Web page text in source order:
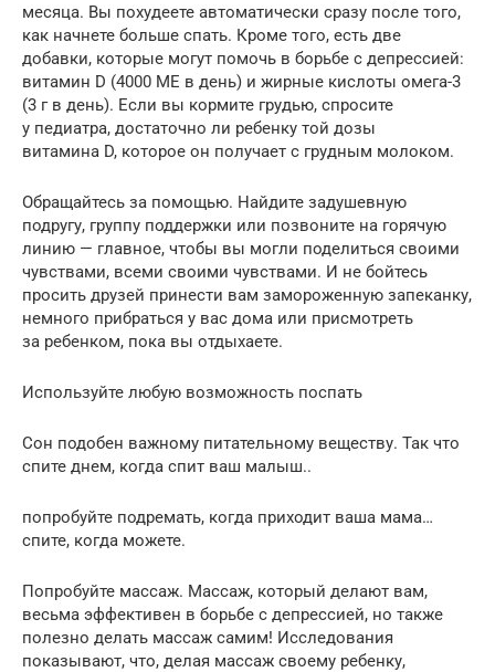
месяца. Вы похудеете автоматически сразу после того,
как начнете больше спать. Кроме того, есть две
добавки, которые могут помочь в борьбе с депрессией:
витамин D (4000 МЕ в день) и жирные кислоты омега-3
(3 г в день). Если вы кормите грудью, спросите
у педиатра, достаточно ли ребенку той дозы
витамина D, которое он получает с грудным молоком.
Обращайтесь за помощью. Найдите задушевную
подругу, группу поддержки или позвоните на горячую
линию — главное, чтобы вы могли поделиться своими
чувствами, всеми своими чувствами. И не бойтесь
просить друзей принести вам замороженную запеканку,
немного прибраться у вас дома или присмотреть
за ребенком, пока вы отдыхаете.
Используйте любую возможность поспать
Сон подобен важному питательному веществу. Так что
спите днем, когда спит ваш малыш..
попробуйте подремать, когда приходит ваша мама…
спите, когда можете.
Попробуйте массаж. Массаж, который делают вам,
весьма эффективен в борьбе с депрессией, но также
полезно делать массаж самим! Исследования
показывают, что, делая массаж своему ребенку,